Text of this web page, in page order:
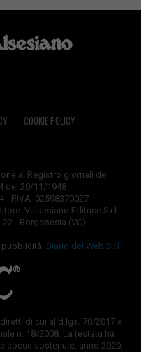
COOKIE POLICY
al Registro giornali del
del 20/11/1948
- P.IVA: 02598370027
Valsesiano Editrice S.r.l. -
- Borgosesia (VC)
Diario del Web S.r.l.
di cui al d.lgs. 70/2017 e
n. 18/2008. La testata ha
sostenute, anno 2020,